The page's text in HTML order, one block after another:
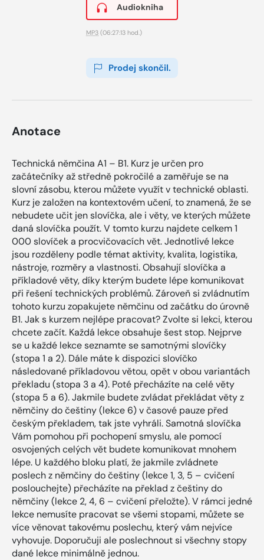
Audiokniha
MP3 (06:27:13 hod.)
Prodej skončil.
Anotace
Technická němčina A1 – B1. Kurz je určen pro
začátečníky až středně pokročilé a zaměřuje se na
slovní zásobu, kterou můžete využít v technické oblasti.
Kurz je založen na kontextovém učení, to znamená, že se
nebudete učit jen slovíčka, ale i věty, ve kterých můžete
daná slovíčka použít. V tomto kurzu najdete celkem 1
000 slovíček a procvičovacích vět. Jednotlivé lekce
jsou rozděleny podle témat aktivity, kvalita, logistika,
nástroje, rozměry a vlastnosti. Obsahují slovíčka a
příkladové věty, díky kterým budete lépe komunikovat
při řešení technických problémů. Zároveň si zvládnutím
tohoto kurzu zopakujete němčinu od začátku do úrovně
B1. Jak s kurzem nejlépe pracovat? Zvolte si lekci, kterou
chcete začít. Každá lekce obsahuje šest stop. Nejprve
se u každé lekce seznamte se samotnými slovíčky
(stopa 1 a 2). Dále máte k dispozici slovíčko
následované příkladovou větou, opět v obou variantách
překladu (stopa 3 a 4). Poté přecházíte na celé věty
(stopa 5 a 6). Jakmile budete zvládat překládat věty z
němčiny do češtiny (lekce 6) v časové pauze před
českým překladem, tak jste vyhráli. Samotná slovíčka
Vám pomohou při pochopení smyslu, ale pomocí
osvojených celých vět budete komunikovat mnohem
lépe. U každého bloku platí, že jakmile zvládnete
poslech z němčiny do češtiny (lekce 1, 3, 5 – cvičení
poslouchejte) přecházíte na překlad z češtiny do
němčiny (lekce 2, 4, 6 – cvičení přeložte). V rámci jedné
lekce nemusíte pracovat se všemi stopami, můžete se
více věnovat takovému poslechu, který vám nejvíce
vyhovuje. Doporučuji ale poslechnout si všechny stopy
dané lekce minimálně jednou.